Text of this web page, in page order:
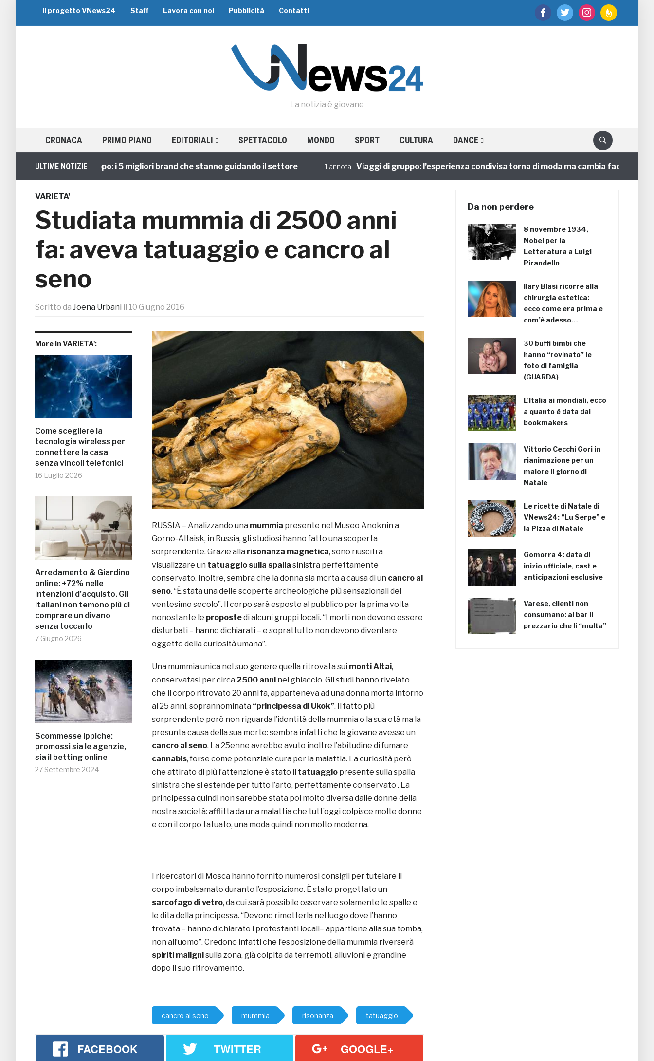
facebooktwitter instagramfeedburner
Il progetto VNews24 Staff Lavora con noi Pubblicità Contatti
La notizia è giovane
CRONACA PRIMO PIANO EDITORIALI SPETTACOLO MONDO SPORT CULTURA DANCE
ULTIME NOTIZIE
Viaggi di Gruppo: i 5 migliori brand che stanno guidando il settore 1 annofa Viaggi di gruppo: l’esperienza condivisa torna di moda ma cambia faccia
VARIETA'
Studiata mummia di 2500 anni
fa: aveva tatuaggio e cancro al
seno
Scritto da Joena Urbani il 10 Giugno 2016
More in VARIETA':
Come scegliere la
tecnologia wireless per
connettere la casa
senza vincoli telefonici
16 Luglio 2026
Arredamento & Giardino
online: +72% nelle
intenzioni d’acquisto. Gli
italiani non temono più di
comprare un divano
senza toccarlo
7 Giugno 2026
Scommesse ippiche:
promossi sia le agenzie,
sia il betting online
27 Settembre 2024
RUSSIA – Analizzando una mummia presente nel Museo Anoknin a
Gorno-Altaisk, in Russia, gli studiosi hanno fatto una scoperta
sorprendente. Grazie alla risonanza magnetica, sono riusciti a
visualizzare un tatuaggio sulla spalla sinistra perfettamente
conservato. Inoltre, sembra che la donna sia morta a causa di un cancro al
seno. “È stata una delle scoperte archeologiche più sensazionali del
ventesimo secolo”. Il corpo sarà esposto al pubblico per la prima volta
nonostante le propostedi alcuni gruppi locali. “I morti non devono essere
disturbati – hanno dichiarati – e soprattutto non devono diventare
oggetto della curiosità umana”.
Una mummia unica nel suo genere quella ritrovata sui monti Altai,
conservatasi per circa 2500 anni nel ghiaccio. Gli studi hanno rivelato
che il corpo ritrovato 20 anni fa, apparteneva ad una donna morta intorno
ai 25 anni, soprannominata “principessa di Ukok”. Il fatto più
sorprendente però non riguarda l’identità della mummia o la sua età ma la
presunta causa della sua morte: sembra infatti che la giovane avesse un
cancro al seno. La 25enne avrebbe avuto inoltre l’abitudine di fumare
cannabis, forse come potenziale cura per la malattia. La curiosità però
che attirato di più l’attenzione è stato il tatuaggio presente sulla spalla
sinistra che si estende per tutto l’arto, perfettamente conservato . La
principessa quindi non sarebbe stata poi molto diversa dalle donne della
nostra società: afflitta da una malattia che tutt’oggi colpisce molte donne
e con il corpo tatuato, una moda quindi non molto moderna.
I ricercatori di Mosca hanno fornito numerosi consigli per tutelare il
corpo imbalsamato durante l’esposizione. È stato progettato un
sarcofago di vetro, da cui sarà possibile osservare solamente le spalle e
le dita della principessa. “Devono rimetterla nel luogo dove l’hanno
trovata – hanno dichiarato i protestanti locali– appartiene alla sua tomba,
non all’uomo”. Credono infatti che l’esposizione della mummia riverserà
spiriti malignisulla zona, già colpita da terremoti, alluvioni e grandine
dopo il suo ritrovamento.
cancro al seno mummia risonanza tatuaggio
FACEBOOK TWITTER GOOGLE+
Da non perdere
8 novembre 1934,
Nobel per la
Letteratura a Luigi
Pirandello
Ilary Blasi ricorre alla
chirurgia estetica:
ecco come era prima e
com’è adesso…
30 buffi bimbi che
hanno “rovinato” le
foto di famiglia
(GUARDA)
L’Italia ai mondiali, ecco
a quanto è data dai
bookmakers
Vittorio Cecchi Gori in
rianimazione per un
malore il giorno di
Natale
Le ricette di Natale di
VNews24: “Lu Serpe” e
la Pizza di Natale
Gomorra 4: data di
inizio ufficiale, cast e
anticipazioni esclusive
Varese, clienti non
consumano: al bar il
prezzario che li “multa”